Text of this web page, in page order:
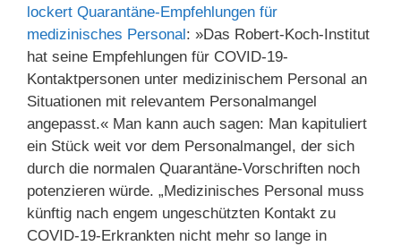
lockert Quarantäne-Emp­fehlungen für
medizinisches Personal: »Das Robert-Koch-Institut
hat seine Empfehlungen für COVID-19-
Kontaktpersonen unter medizinischem Personal an
Situationen mit relevantem Personalmangel
angepasst.« Man kann auch sagen: Man kapituliert
ein Stück weit vor dem Personalmangel, der sich
durch die normalen Quarantäne-Vorschriften noch
potenzieren würde. „Medizinisches Personal muss
künftig nach engem ungeschützten Kontakt zu
COVID-19-Erkrankten nicht mehr so lange in